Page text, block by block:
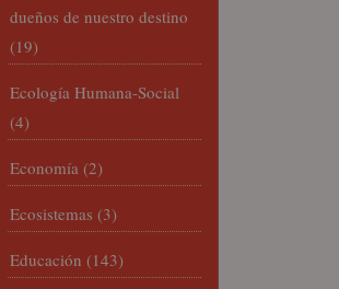
dueños de nuestro destino
(19)
Ecología Humana-Social
(4)
Economía (2)
Ecosistemas (3)
Educación (143)